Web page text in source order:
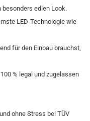
edlen Look.
LED-Technologie wie
für den Einbau brauchst,
% legal und zugelassen
ohne Stress bei TÜV